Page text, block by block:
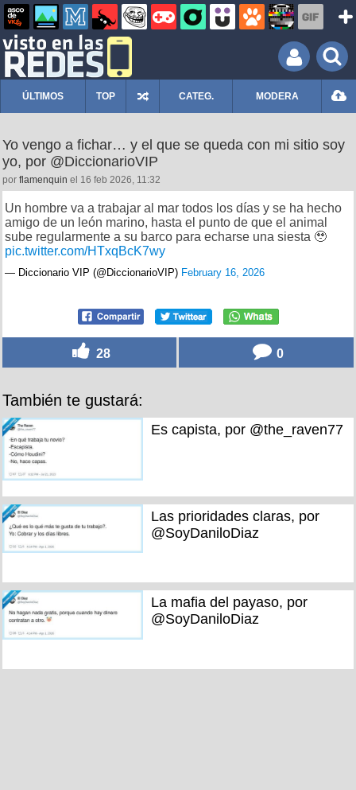
ÚLTIMOS TOP CATEG. MODERA
Yo vengo a fichar… y el que se queda con mi sitio soy
yo, por @DiccionarioVIP
por flamenquin el 16 feb 2026, 11:32
Un hombre va a trabajar al mar todos los días y se ha hecho
amigo de un león marino, hasta el punto de que el animal
sube regularmente a su barco para echarse una siesta 🥹
pic.twitter.com/HTxqBcK7wy
— Diccionario VIP (@DiccionarioVIP) February 16, 2026
28 0
También te gustará:
Es capista, por @the_raven77
Las prioridades claras, por
@SoyDaniloDiaz
La mafia del payaso, por
@SoyDaniloDiaz